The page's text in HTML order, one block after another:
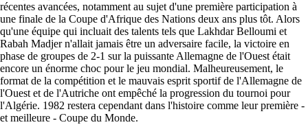
récentes avancées, notamment au sujet d'une première participation à
une finale de la Coupe d'Afrique des Nations deux ans plus tôt. Alors
qu'une équipe qui incluait des talents tels que Lakhdar Belloumi et
Rabah Madjer n'allait jamais être un adversaire facile, la victoire en
phase de groupes de 2-1 sur la puissante Allemagne de l'Ouest était
encore un énorme choc pour le jeu mondial. Malheureusement, le
format de la compétition et le mauvais esprit sportif de l'Allemagne de
l'Ouest et de l'Autriche ont empêché la progression du tournoi pour
l'Algérie. 1982 restera cependant dans l'histoire comme leur première -
et meilleure - Coupe du Monde.